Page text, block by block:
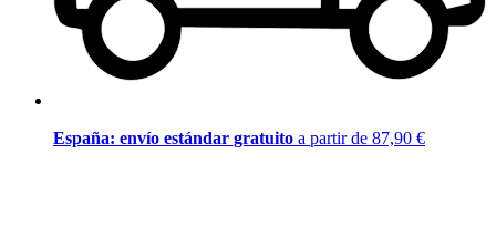
España: envío estándar gratuito a partir de 87,90 €